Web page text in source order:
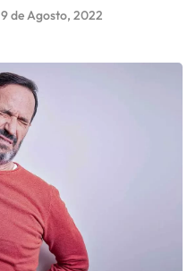
9 de Agosto, 2022